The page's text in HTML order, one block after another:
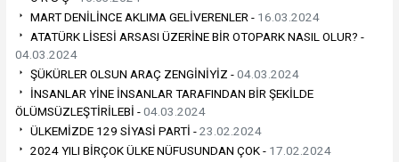
MART DENİLİNCE AKLIMA GELİVERENLER - 16.03.2024
ATATÜRK LİSESİ ARSASI ÜZERİNE BİR OTOPARK NASIL OLUR? -
04.03.2024
ŞÜKÜRLER OLSUN ARAÇ ZENGİNİYİZ -04.03.2024
İNSANLAR YİNE İNSANLAR TARAFINDAN BİR ŞEKİLDE
ÖLÜMSÜZLEŞTİRİLEBİ -04.03.2024
ÜLKEMİZDE 129 SİYASİ PARTİ -23.02.2024
2024 YILI BİRÇOK ÜLKE NÜFUSUNDAN ÇOK - 17.02.2024